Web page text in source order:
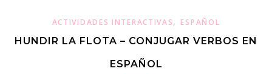
ACTIVIDADES INTERACTIVAS, ESPAÑOL
HUNDIR LA FLOTA – CONJUGAR VERBOS EN
ESPAÑOL